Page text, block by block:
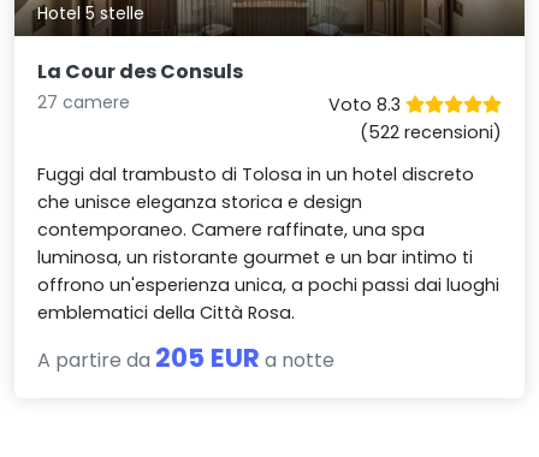
Hotel 5 stelle
La Cour des Consuls
27 camere
Voto 8.3
(522 recensioni)
Fuggi dal trambusto di Tolosa in un hotel discreto
che unisce eleganza storica e design
contemporaneo. Camere raffinate, una spa
luminosa, un ristorante gourmet e un bar intimo ti
offrono un'esperienza unica, a pochi passi dai luoghi
emblematici della Città Rosa.
A partire da 205 EUR a notte